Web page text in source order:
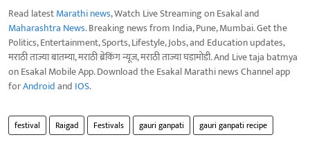
Read latestMarathi news, Watch Live Streaming on Esakal and
Maharashtra News. Breaking news from India, Pune, Mumbai. Get the
Politics, Entertainment, Sports, Lifestyle, Jobs, and Education updates,
मराठी ताज्या बातम्या, मराठी ब्रेकिंग न्यूज, मराठी ताज्या घडामोडी. And Live taja batmya
on Esakal Mobile App. Download the Esakal Marathi news Channel app
forAndroidand IOS.
festival Raigad Festivals gauri ganpati gauri ganpati recipe